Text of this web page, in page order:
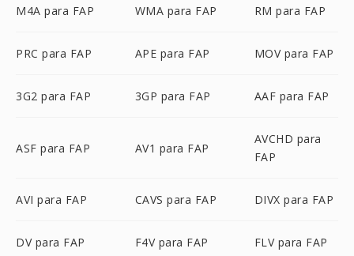
M4A para FAP WMA para FAP RM para FAP
PRC para FAP APE para FAP MOV para FAP
3G2 para FAP 3GP para FAP AAF para FAP
ASF para FAP AV1 para FAP
AVCHD para
FAP
AVI para FAP CAVS para FAP DIVX para FAP
DV para FAP F4V para FAP FLV para FAP